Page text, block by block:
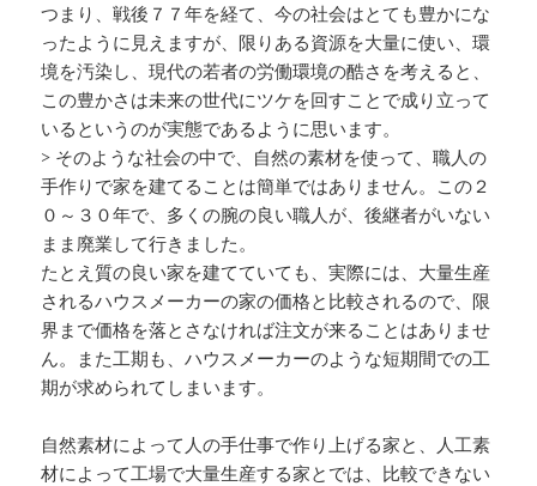
つまり、戦後７７年を経て、今の社会はとても豊かにな
ったように見えますが、限りある資源を大量に使い、環
境を汚染し、現代の若者の労働環境の酷さを考えると、
この豊かさは未来の世代にツケを回すことで成り立って
いるというのが実態であるように思います。
> そのような社会の中で、自然の素材を使って、職人の
手作りで家を建てることは簡単ではありません。この２
０～３０年で、多くの腕の良い職人が、後継者がいない
まま廃業して行きました。
たとえ質の良い家を建てていても、実際には、大量生産
されるハウスメーカーの家の価格と比較されるので、限
界まで価格を落とさなければ注文が来ることはありませ
ん。また工期も、ハウスメーカーのような短期間での工
期が求められてしまいます。
自然素材によって人の手仕事で作り上げる家と、人工素
材によって工場で大量生産する家とでは、比較できない